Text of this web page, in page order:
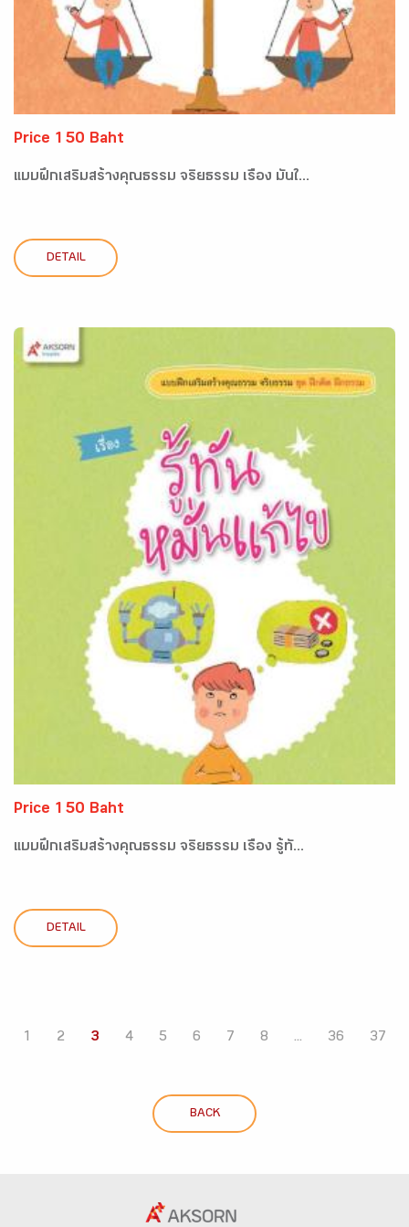
Price 150 Baht
แบบฝึกเสริมสร้างคุณธรรม จริยธรรม เรื่อง มั่นใ...
DETAIL
Price 150 Baht
แบบฝึกเสริมสร้างคุณธรรม จริยธรรม เรื่อง รู้ทั...
DETAIL
1 2 3 4 5 6 7 8 ... 36 37
BACK